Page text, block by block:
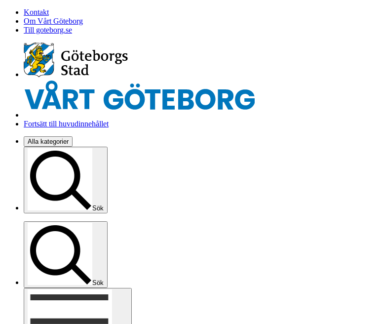
Kontakt
Om Vårt Göteborg
Till goteborg.se
Fortsätt till huvudinnehållet
Alla kategorier
Sök
Sök